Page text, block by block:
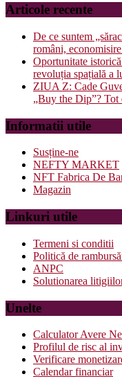
Articole recente
De ce suntem
români,
Oportunitate
revoluția spațială a
ZIUA Z: Cade
„Buy the Dip”? Tot
Informatii utile
Susține-ne
NEFTY MARKET
NFT Fabrica De
Magazin
Linkuri utile
Termeni si conditii
Politică de
ANPC
Solutionarea
Unelte
Calculator Avere
Profilul de risc al
Verificare
Calendar financiar